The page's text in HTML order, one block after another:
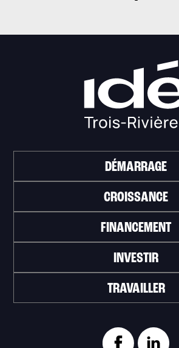
DÉMARRAGE
CROISSANCE
FINANCEMENT
INVESTIR
TRAVAILLER